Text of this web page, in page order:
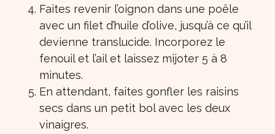
Faites revenir l’oignon dans une poêle
avec un filet d’huile d’olive, jusqu’à ce qu’il
devienne translucide. Incorporez le
fenouil et l’ail et laissez mijoter 5 à 8
minutes.
En attendant, faites gonfler les raisins
secs dans un petit bol avec les deux
vinaigres.